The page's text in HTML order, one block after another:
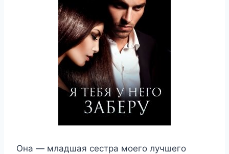
Она — младшая сестра моего лучшего